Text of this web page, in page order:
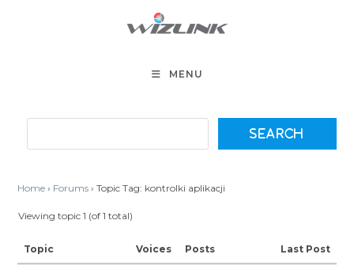
MENU
Home › Forums › Topic Tag: kontrolki aplikacji
Viewing topic 1 (of 1 total)
Topic Voices Posts Last Post